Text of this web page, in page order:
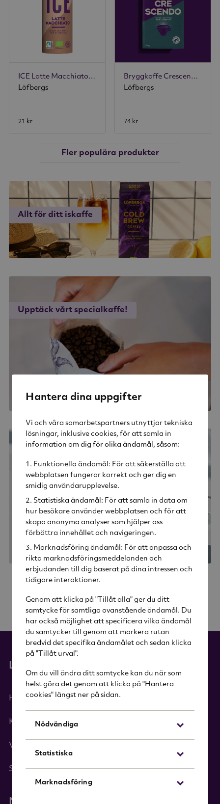
Hantera dina uppgifter
Vi och våra samarbetspartners utnyttjar tekniska
lösningar, inklusive cookies, för att samla in
information om dig för olika ändamål, såsom:
Funktionella ändamål: För att säkerställa att
webbplatsen fungerar korrekt och ger dig en
smidig användarupplevelse.
Statistiska ändamål: För att samla in data om
hur besökare använder webbplatsen och för att
skapa anonyma analyser som hjälper oss
förbättra innehållet och navigeringen.
Marknadsföring ändamål: För att anpassa och
rikta marknadsföringsmeddelanden och
erbjudanden till dig baserat på dina intressen och
tidigare interaktioner.
Genom att klicka på "Tillåt alla" ger du ditt
samtycke för samtliga ovanstående ändamål. Du
har också möjlighet att specificera vilka ändamål
du samtycker till genom att markera rutan
bredvid det specifika ändamålet och sedan klicka
på "Tillåt urval".
Om du vill ändra ditt samtycke kan du när som
helst göra det genom att klicka på "Hantera
cookies" längst ner på sidan.
Nödvändiga
Statistiska
Marknadsföring
ICE Latte Macchiato 230ml
Löfbergs
21 kr
Bryggkaffe Crescendo 450g
Löfbergs
74 kr
Fler populära produkter
Allt för ditt iskaffe
Upptäck vårt specialkaffe!
Fina glas från Iittala!
Länkar
Hem
Kategorier
Varumärken
Sök i sortimentet
Nyhetsbrev